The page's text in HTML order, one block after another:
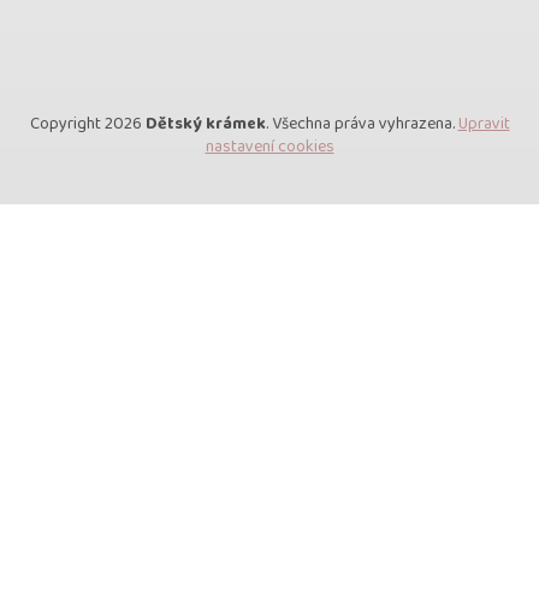
Copyright 2026 Dětský krámek. Všechna práva vyhrazena.Upravit
nastavení cookies